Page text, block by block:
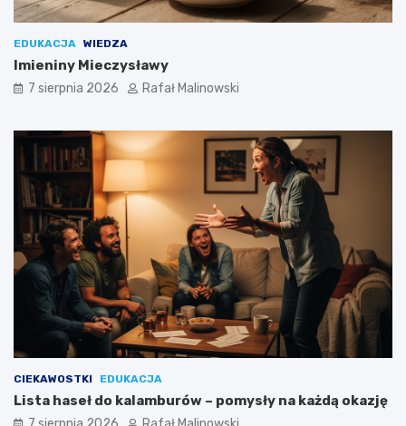
EDUKACJA WIEDZA
Imieniny Mieczysławy
7 sierpnia 2026 Rafał Malinowski
CIEKAWOSTKI EDUKACJA
Lista haseł do kalamburów – pomysły na każdą okazję